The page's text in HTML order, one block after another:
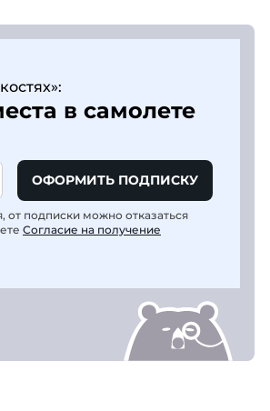
в самолете
ОФОРМИТЬ ПОДПИСКУ
от подписки можно отказаться
Согласие на получение